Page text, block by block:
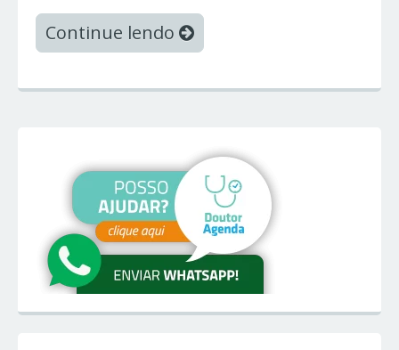
Continue lendo